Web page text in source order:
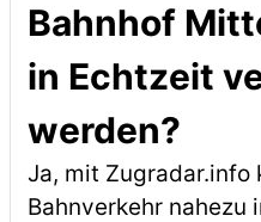
Bahnhof
in Echtzeit
werden?
Ja, mit Zugradar.info
Bahnverkehr